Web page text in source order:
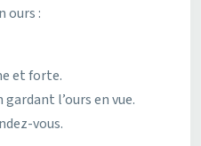
ours :
et forte.
l’ours en vue.
vous.